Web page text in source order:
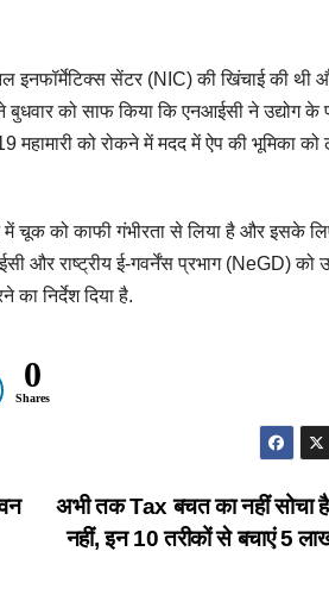
सेंटर (NIC) की खिंचाई की
को साफ किया कि एनआईसी ने उद्योग के
महामारी को रोकने में मदद में ऐप की भूमिका
को काफी गंभीरता से लिया है और इसके लिए
और राष्ट्रीय ई-गवर्नेंस प्रभाग (NeGD)
निर्देश दिया है.
0
Shares
अभी तक Tax बचत का नहीं सोचा
नहीं, इन 10 तरीकों से बचाएं 5